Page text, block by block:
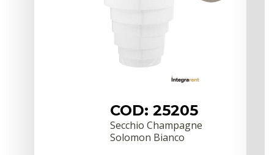
COD: 25205
Secchio Champagne
Solomon Bianco